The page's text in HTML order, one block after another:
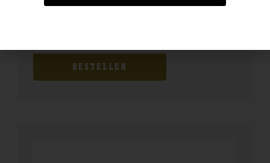
Blended Whisky
BESTELLEN